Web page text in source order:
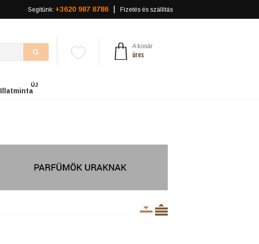
Segítünk: +3620 987 8786 Fizetés és szállítás
A kosár
üres
Illatminta
ÚJ